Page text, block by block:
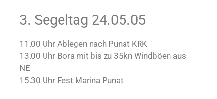
3. Segeltag 24.05.05
11.00 Uhr Ablegen nach Punat KRK
13.00 Uhr Bora mit bis zu 35kn Windböen aus
NE
15.30 Uhr Fest Marina Punat